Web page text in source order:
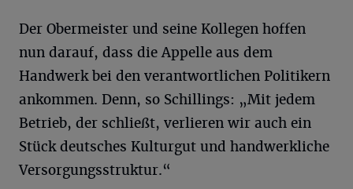
Der Obermeister und seine Kollegen hoffen
nun darauf, dass die Appelle aus dem
Handwerk bei den verantwortlichen Politikern
ankommen. Denn, so Schillings: „Mit jedem
Betrieb, der schließt, verlieren wir auch ein
Stück deutsches Kulturgut und handwerkliche
Versorgungsstruktur.“